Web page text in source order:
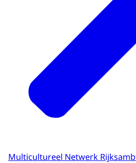
Multicultureel Netwerk